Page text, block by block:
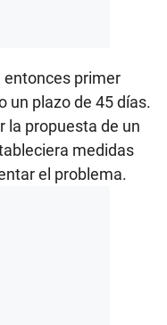
entonces primer
un plazo de 45 días.
la propuesta de un
medidas
el problema.